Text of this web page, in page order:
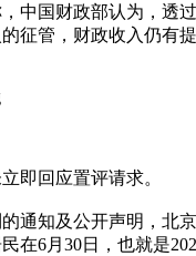
中国财政部认为，透
征管，财政收入仍有提
即回应置评请求。
通知及公开声明，北
在6月30日，也就是